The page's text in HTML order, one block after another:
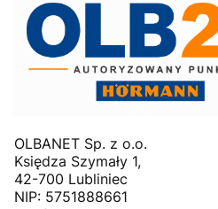
OLBANET Sp. z o.o.
Księdza Szymały 1,
42-700 Lubliniec
NIP: 5751888661